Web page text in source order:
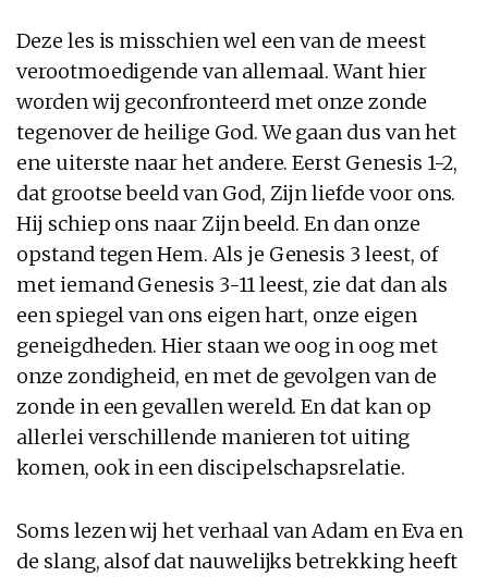
Deze les is misschien wel een van de meest
verootmoedigende van allemaal. Want hier
worden wij geconfronteerd met onze zonde
tegenover de heilige God. We gaan dus van het
ene uiterste naar het andere. Eerst Genesis 1-2,
dat grootse beeld van God, Zijn liefde voor ons.
Hij schiep ons naar Zijn beeld. En dan onze
opstand tegen Hem. Als je Genesis 3 leest, of
met iemand Genesis 3-11 leest, zie dat dan als
een spiegel van ons eigen hart, onze eigen
geneigdheden. Hier staan we oog in oog met
onze zondigheid, en met de gevolgen van de
zonde in een gevallen wereld. En dat kan op
allerlei verschillende manieren tot uiting
komen, ook in een discipelschapsrelatie.
Soms lezen wij het verhaal van Adam en Eva en
de slang, alsof dat nauwelijks betrekking heeft